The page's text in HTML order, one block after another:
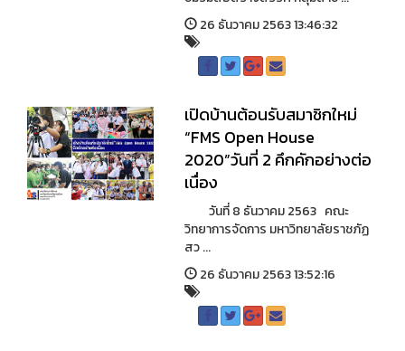
26 ธันวาคม 2563 13:46:32
เปิดบ้านต้อนรับสมาชิกใหม่
“FMS Open House
2020”วันที่ 2 คึกคักอย่างต่อ
เนื่อง
วันที่ 8 ธันวาคม 2563 คณะ
วิทยาการจัดการ มหาวิทยาลัยราชภัฏ
สว ...
26 ธันวาคม 2563 13:52:16